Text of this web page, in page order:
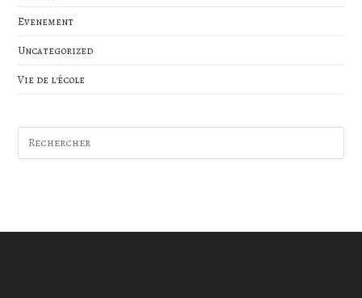
Evenement
Uncategorized
Vie de l'école